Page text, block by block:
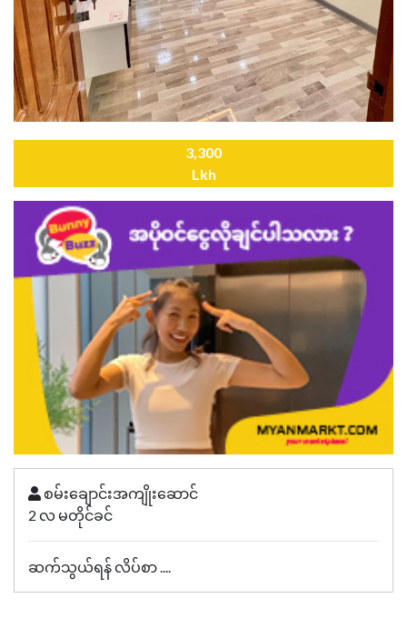
3,300
Lkh
စမ်းချောင်းအကျိုးဆောင်
2 လ မတိုင်ခင်
ဆက်သွယ်ရန် လိပ်စာ ....